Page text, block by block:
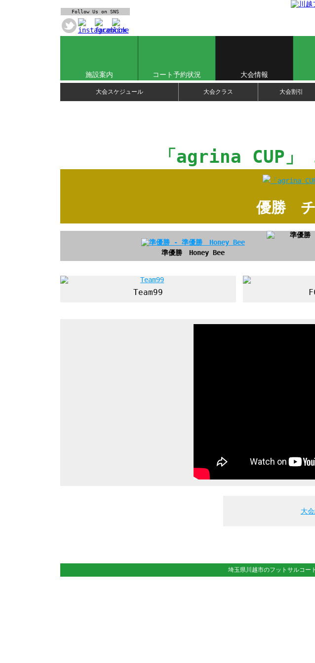
Follow Us on SNS
施設案内 コート予約状況 大会情報
大会スケジュール 大会クラス 大会割引
「agrina CUP」
優勝 チ
準優勝 Honey Bee
Team99
大
埼玉県川越市のフットサルコー